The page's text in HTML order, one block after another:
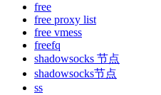
free
free proxy list
free vmess
freefq
shadowsocks 节点
shadowsocks节点
ss